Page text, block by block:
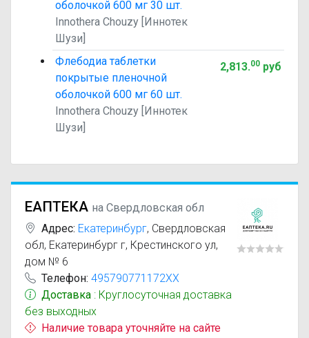
оболочкой 600 мг 30 шт.
Innothera Chouzy [Иннотек
Шузи]
Флебодиа таблетки
покрытые пленочной
оболочкой 600 мг 60 шт.
Innothera Chouzy [Иннотек
Шузи]
2,813.00руб
ЕАПТЕКА на Свердловская обл
Адрес: Екатеринбург, Свердловская
обл, Екатеринбург г, Крестинского ул,
дом № 6
Телефон: 495790771172XX
Доставка : Круглосуточная доставка
без выходных
Наличие товара уточняйте на сайте